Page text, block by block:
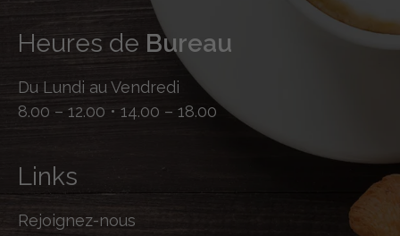
Heures de Bureau
Du Lundi au Vendredi
8.00 – 12.00 • 14.00 – 18.00
Links
Rejoignez-nous